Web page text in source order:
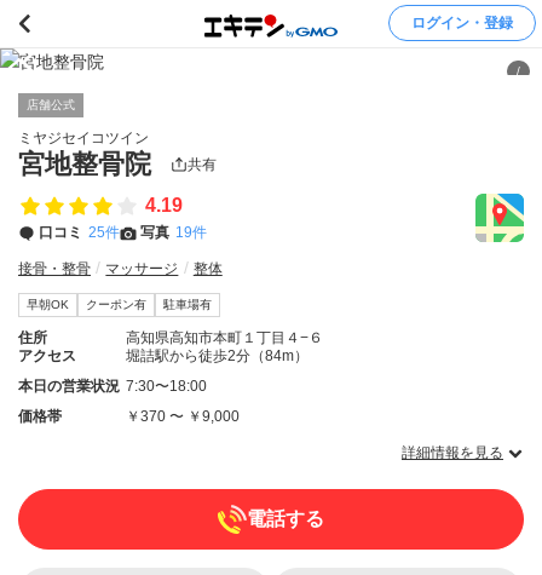
ログイン・登録
/
店舗公式
ミヤジセイコツイン
宮地整骨院 共有
4.19
口コミ 25件 写真 19件
接骨・整骨 マッサージ 整体
早朝OK クーポン有 駐車場有
住所
高知県高知市本町１丁目４−６
アクセス
堀詰駅から徒歩2分（84m）
本日の営業状況 7:30〜18:00
価格帯
￥370 〜 ￥9,000
詳細情報を見る
電話する